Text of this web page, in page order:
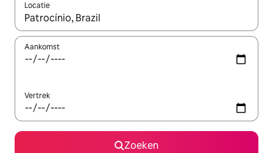
Locatie
Wanneer er suggesties beschikbaar zijn, maak je een keuze
Aankomst
Vertrek
Zoeken